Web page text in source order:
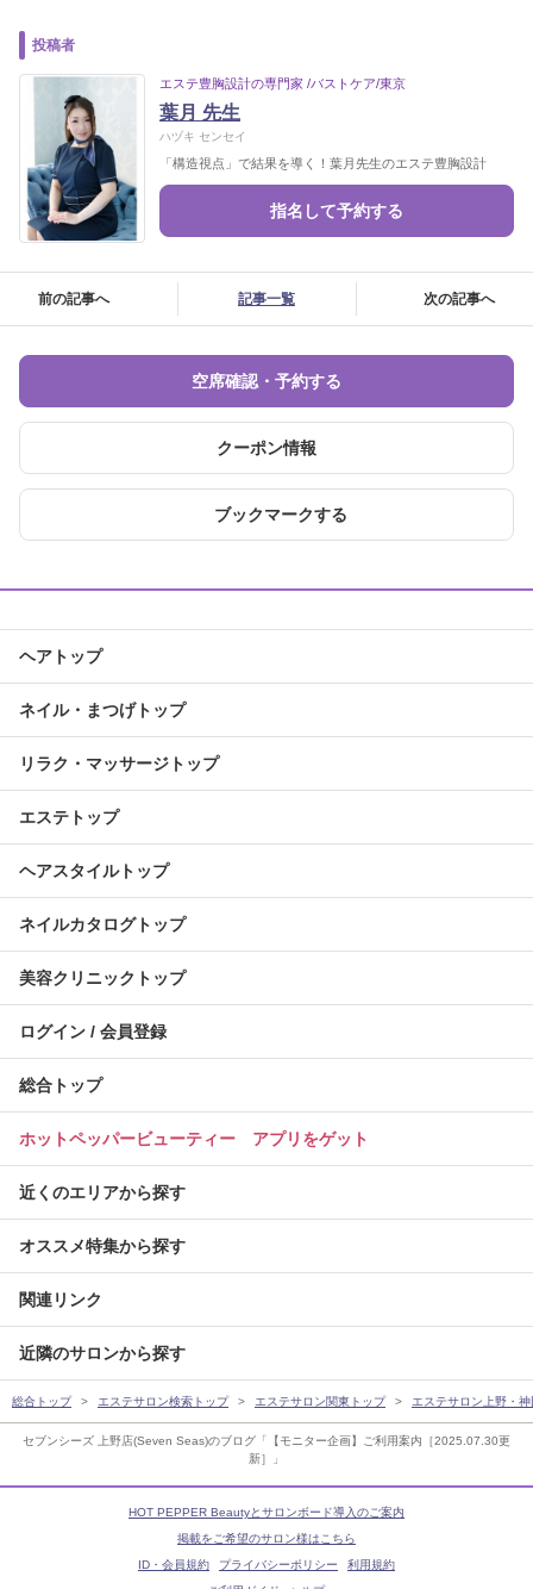
セブンシーズ 上野店(Seven Seas)のブログ「【モニター企画】ご利用案内［2025.07.30更
新］」
投稿者
エステ豊胸設計の専門家 /バストケア/東京
葉月 先生
ハヅキ センセイ
「構造視点」で結果を導く！葉月先生のエステ豊胸設計
指名して予約する
前の記事へ 記事一覧 次の記事へ
空席確認・予約する
クーポン情報
ブックマークする
ヘアトップ
ネイル・まつげトップ
リラク・マッサージトップ
エステトップ
ヘアスタイルトップ
ネイルカタログトップ
美容クリニックトップ
ログイン / 会員登録
総合トップ
ホットペッパービューティー アプリをゲット
近くのエリアから探す
オススメ特集から探す
関連リンク
近隣のサロンから探す
総合トップ エステサロン検索トップ エステサロン関東トップ エステサロン上野・
HOT PEPPER Beautyとサロンボード導入のご案内
掲載をご希望のサロン様はこちら
ID・会員規約
プライバシーポリシー
利用規約